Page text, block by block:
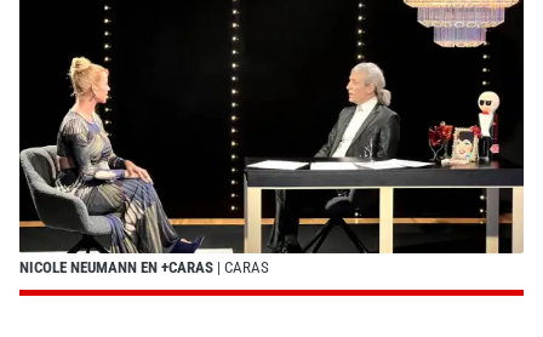
NICOLE NEUMANN EN +CARAS | CARAS